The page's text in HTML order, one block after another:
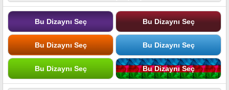
Bu Dizaynı Seç Bu Dizaynı Seç
Bu Dizaynı Seç Bu Dizaynı Seç
Bu Dizaynı Seç Bu Dizaynı Seç